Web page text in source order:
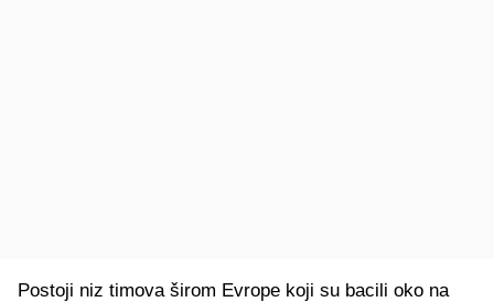
Postoji niz timova širom Evrope koji su bacili oko na